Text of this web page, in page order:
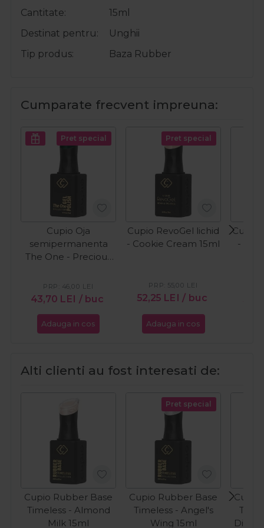
Cantitate
15ml
Destinat pentru
Unghii
Tip produs
Baza Rubber
Cumparate frecvent impreuna:
Pret special
Cupio Oja
semipermanenta
The One - Precious
43,70 LEI / buc
PRP: 46,00 LEI
Adauga in cos
Pret special
Cupio RevoGel lichid
- Cookie Cream 15ml
52,25 LEI / buc
PRP: 55,00 LEI
Adauga in cos
Cupio
-
Alti clienti au fost interesati de:
Cupio Rubber Base
Timeless - Almond
Milk 15ml
Pret special
Cupio Rubber Base
Timeless - Angel's
Wing 15ml
Cupio